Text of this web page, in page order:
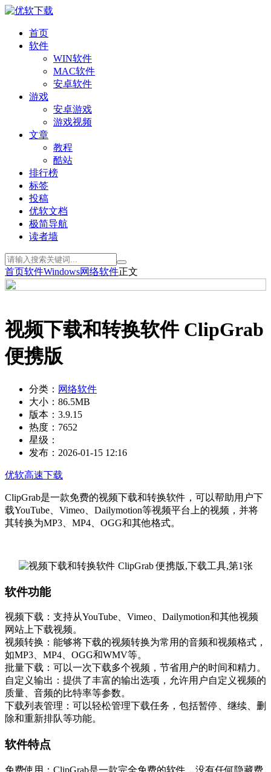
首页
软件
WIN软件
MAC软件
安卓软件
游戏
安卓游戏
游戏视频
文章
教程
酷站
排行榜
标签
投稿
优软文档
极简导航
读者墙
首页软件Windows网络软件正文
视频下载和转换软件 ClipGrab
便携版
分类： 网络软件
大小： 86.5MB
版本： 3.9.15
热度： 7652
星级：
发布： 2026-01-15 12:16
优软高速下载
ClipGrab是一款免费的视频下载和转换软件，可以帮助用户下
载YouTube、Vimeo、Dailymotion等视频平台上的视频，并将
其转换为MP3、MP4、OGG和其他格式。
软件功能
视频下载：支持从YouTube、Vimeo、Dailymotion和其他视频
网站上下载视频。
视频转换：能够将下载的视频转换为常用的音频和视频格式，
如MP3、MP4、OGG和WMV等。
批量下载：可以一次下载多个视频，节省用户的时间和精力。
自定义输出：提供了丰富的输出选项，允许用户自定义视频的
质量、音频的比特率等参数。
下载列表管理：可以轻松管理下载任务，包括暂停、继续、删
除和重新排队等功能。
软件特点
免费使用：ClipGrab是一款完全免费的软件，没有任何隐藏费